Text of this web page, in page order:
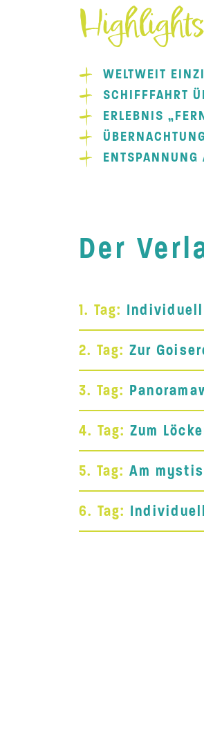
Highlights
WELTWEIT
SCHIFFFAHRT
ERLEBNIS
ENTSPANNUNG
Der
1. Tag:
2. Tag: Zur
3. Tag:
4. Tag: Zum
5. Tag: Am
6. Tag: